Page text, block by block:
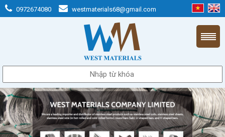
0972674080 westmaterials68@gmail.com